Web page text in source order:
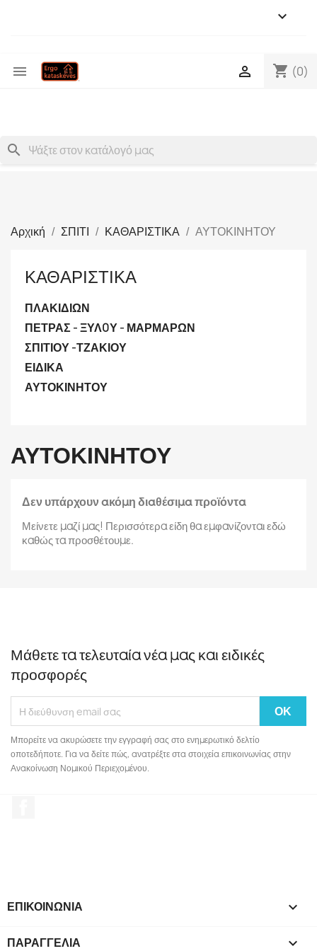

 shopping_cart (0)

search
Αρχική ΣΠΙΤΙ ΚΑΘΑΡΙΣΤΙΚΑ ΑΥΤΟΚΙΝΗΤΟΥ
ΚΑΘΑΡΙΣΤΙΚΑ
ΠΛΑΚΙΔΙΩΝ
ΠΕΤΡΑΣ - ΞΥΛ0Υ - ΜΑΡΜΑΡΩΝ
ΣΠΙΤΙΟΥ -ΤΖΑΚΙΟΥ
ΕΙΔΙΚΑ
ΑΥΤΟΚΙΝΗΤΟΥ
ΑΥΤΟΚΙΝΗΤΟΥ
Δεν υπάρχουν ακόμη διαθέσιμα προϊόντα
Μείνετε μαζί μας! Περισσότερα είδη θα εμφανίζονται εδώ
καθώς τα προσθέτουμε.
Μάθετε τα τελευταία νέα μας και ειδικές
προσφορές
Μπορείτε να ακυρώσετε την εγγραφή σας στο ενημερωτικό δελτίο
οποτεδήποτε. Για να δείτε πώς, ανατρέξτε στα στοιχεία επικοινωνίας στην
Ανακοίνωση Νομικού Περιεχομένου.
ΕΠΙΚΟΙΝΩΝΙΑ 
ΠΑΡΑΓΓΕΛΙΑ 